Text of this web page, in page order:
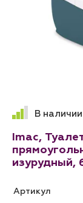
В наличии
Imac,
изурудный,
Артикул